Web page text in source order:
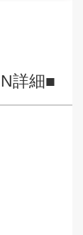
詳細■